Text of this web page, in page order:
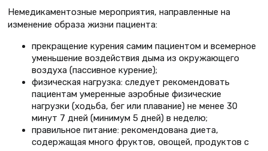
Немедикаментозные мероприятия, направленные на
изменение образа жизни пациента:
прекращение курения самим пациентом и всемерное
уменьшение воздействия дыма из окружающего
воздуха (пассивное курение);
физическая нагрузка: следует рекомендовать
пациентам умеренные аэробные физические
нагрузки (ходьба, бег или плавание) не менее 30
минут 7 дней (минимум 5 дней) в неделю;
правильное питание: рекомендована диета,
содержащая много фруктов, овощей, продуктов с